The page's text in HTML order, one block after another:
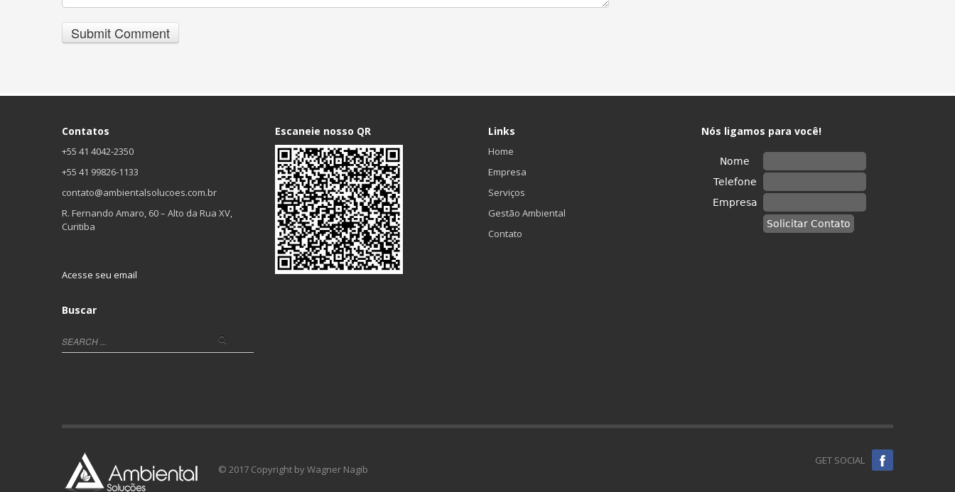
Contatos
+55 41 4042-2350
+55 41 99826-1133
contato@ambientalsolucoes.com.br
R. Fernando Amaro, 60 – Alto da Rua XV,
Curitiba
Acesse seu email
Buscar
Escaneie nosso QR Links
Home
Empresa
Serviços
Gestão Ambiental
Contato
Nós ligamos para você!
GET SOCIAL
© 2017 Copyright by Wagner Nagib